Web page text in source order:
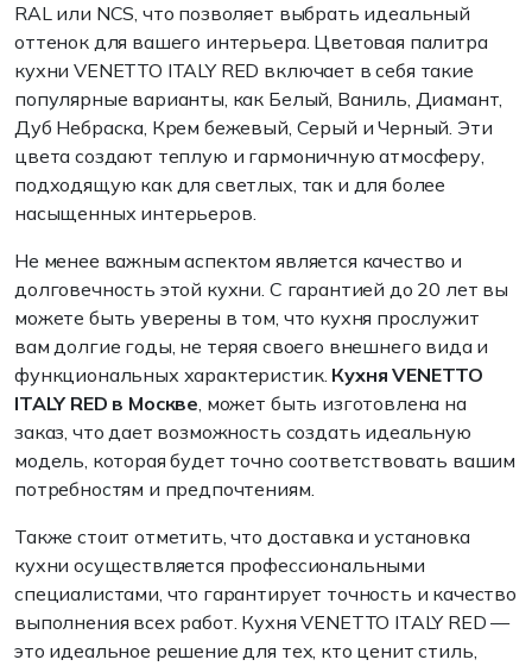
RAL или NCS, что позволяет выбрать идеальный
оттенок для вашего интерьера. Цветовая палитра
кухни VENETTO ITALY RED включает в себя такие
популярные варианты, как Белый, Ваниль, Диамант,
Дуб Небраска, Крем бежевый, Серый и Черный. Эти
цвета создают теплую и гармоничную атмосферу,
подходящую как для светлых, так и для более
насыщенных интерьеров.
Не менее важным аспектом является качество и
долговечность этой кухни. С гарантией до 20 лет вы
можете быть уверены в том, что кухня прослужит
вам долгие годы, не теряя своего внешнего вида и
функциональных характеристик. Кухня VENETTO
ITALY RED в Москве, может быть изготовлена на
заказ, что дает возможность создать идеальную
модель, которая будет точно соответствовать вашим
потребностям и предпочтениям.
Также стоит отметить, что доставка и установка
кухни осуществляется профессиональными
специалистами, что гарантирует точность и качество
выполнения всех работ. Кухня VENETTO ITALY RED —
это идеальное решение для тех, кто ценит стиль,